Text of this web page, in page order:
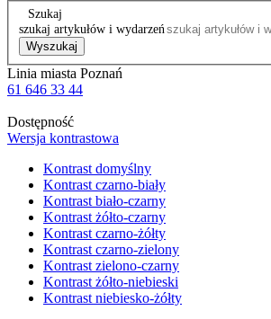
Szukaj
szukaj artykułów i wydarzeń
Wyszukaj
Linia miasta Poznań
61 646 33 44
Dostępność
Wersja kontrastowa
Kontrast domyślny
Kontrast czarno-biały
Kontrast biało-czarny
Kontrast żółto-czarny
Kontrast czarno-żółty
Kontrast czarno-zielony
Kontrast zielono-czarny
Kontrast żółto-niebieski
Kontrast niebiesko-żółty